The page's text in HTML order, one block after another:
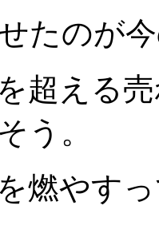
たのが
超える
う。
燃やす